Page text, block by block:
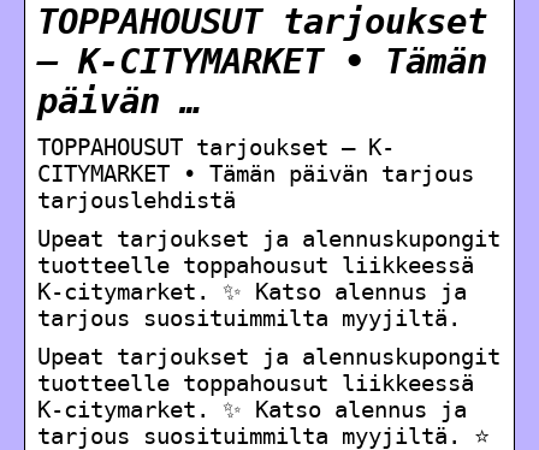
TOPPAHOUSUT tarjoukset
– K-CITYMARKET • Tämän
päivän …
TOPPAHOUSUT tarjoukset – K-
CITYMARKET • Tämän päivän tarjous
tarjouslehdistä
Upeat tarjoukset ja alennuskupongit
tuotteelle toppahousut liikkeessä
K-citymarket. ✨ Katso alennus ja
tarjous suosituimmilta myyjiltä.
Upeat tarjoukset ja alennuskupongit
tuotteelle toppahousut liikkeessä
K-citymarket. ✨ Katso alennus ja
tarjous suosituimmilta myyjiltä. ⭐